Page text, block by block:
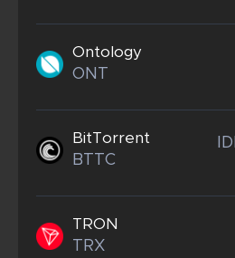
Ontology
ONT
BitTorrent
BTTC
TRON
TRX